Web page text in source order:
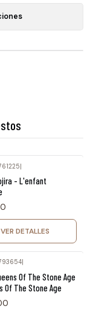
|
- L'enfant
VER DETALLES
Of The Stone Age
Of The Stone Age